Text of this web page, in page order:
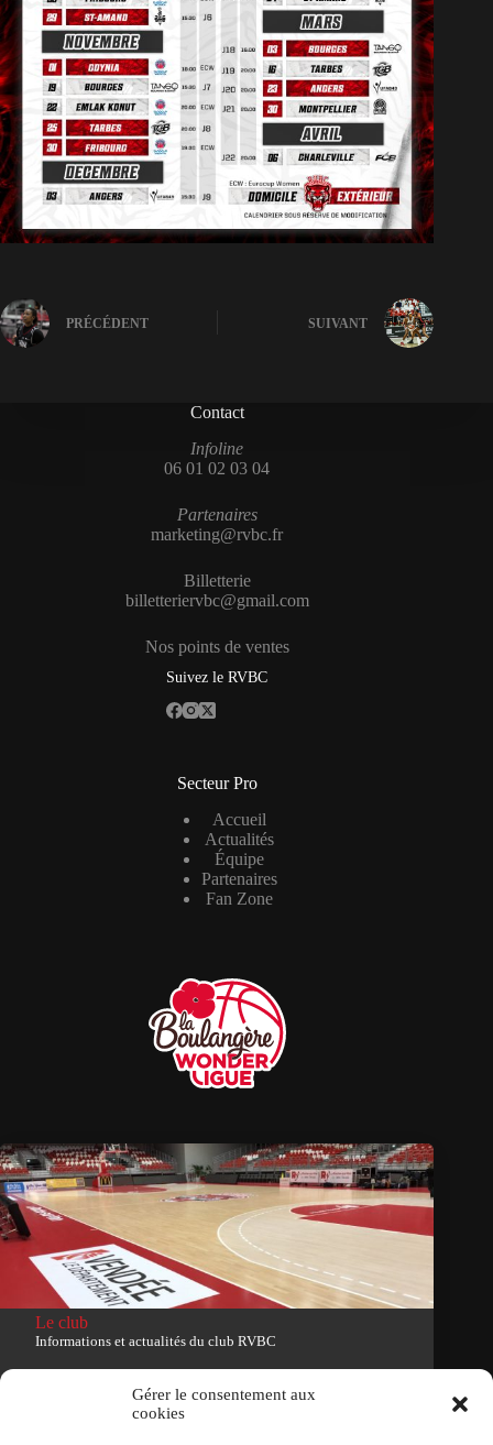
Gérer le consentement aux
cookies
PRÉCÉDENT SUIVANT
Contact
Infoline
06 01 02 03 04
Partenaires
marketing@rvbc.fr
Billetterie
billetteriervbc@gmail.com
Nos points de ventes
Suivez le RVBC
Secteur Pro
Accueil
Actualités
Équipe
Partenaires
Fan Zone
Le club
Informations et actualités du club RVBC